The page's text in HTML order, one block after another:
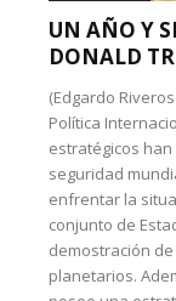
UN AÑO Y
DONALD
(Edgardo
Política
estratégicos
seguridad
enfrentar la
conjunto de
demostración
planetarios.